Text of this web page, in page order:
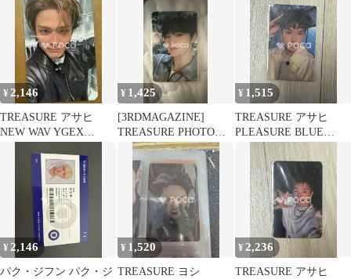
ブルー
MAY 1期 KIT
¥ 2,146
TREASURE アサヒ
NEW WAV YGEX
ショップ
¥ 1,425
[3RDMAGAZINE]
TREASURE PHOTO
CARD BINDER
¥ 1,515
TREASURE アサヒ
PLEASURE BLUE
VER. Weverse
¥ 2,146
パク・ジフン パク・ジ
¥ 1,520
TREASURE ヨシ
¥ 2,236
TREASURE アサヒ